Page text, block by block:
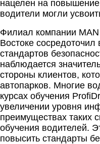
нацелен на
водители могли
Филиал компании
Востоке
стандартов
наблюдается
стороны клиентов,
автопарков. Многие
курсах обучения
увеличении уровня
преимуществах таких
обучения водителей.
повысить стандарты